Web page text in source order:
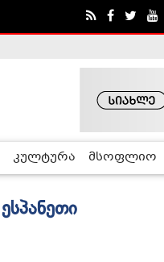
კულტურა მსოფლიო
ესპანეთი